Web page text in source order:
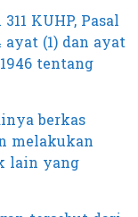
KUHP, Pasal
ayat (1) dan ayat
tentang
berkas
melakukan
lain yang